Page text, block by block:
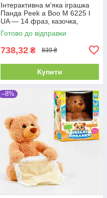
Інтерактивна м'яка іграшка
Панда Peek a Boo M 6225 I
UA — 14 фраз, казочка,
рухається і грає в хованки
Готово до відправки
738,32 ₴ 839 ₴
Купити
–8%